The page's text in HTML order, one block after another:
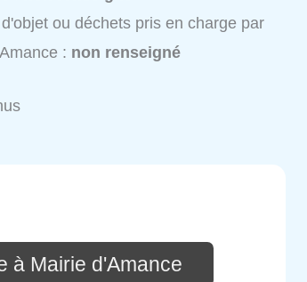
ou déchets pris en charge par
: non renseigné
à Mairie d'Amance